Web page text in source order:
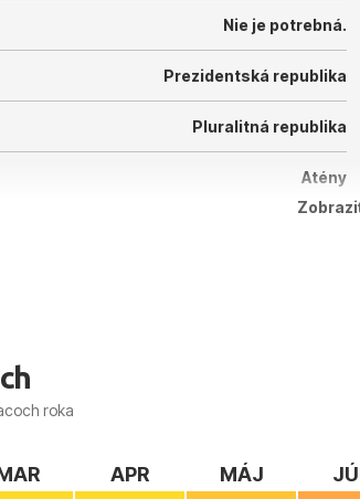
Nie je potrebná.
Prezidentská republika
Pluralitná republika
Atény
roka
APR MÁJ